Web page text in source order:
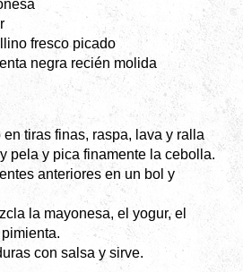
fresco picado
negra recién molida
tiras finas, raspa, lava y ralla
pela y pica finamente la cebolla.
anteriores en un bol y
la mayonesa, el yogur, el
con salsa y sirve.